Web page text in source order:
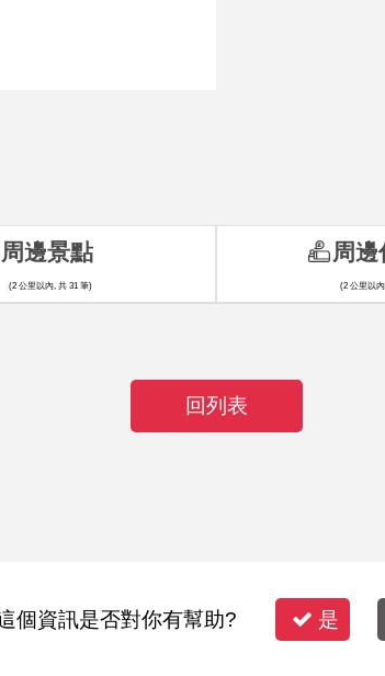
周邊景點
(2 公里以內, 共 31 筆)
周邊
(2 公里以
回列表
個資訊是否對你有幫助? 是